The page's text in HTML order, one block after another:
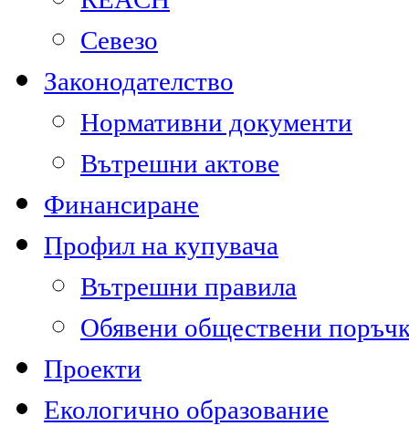
Севезо
Законодателство
Нормативни документи
Вътрешни актове
Финансиране
Профил на купувача
Вътрешни правила
Обявени обществени
Проекти
Екологично образование